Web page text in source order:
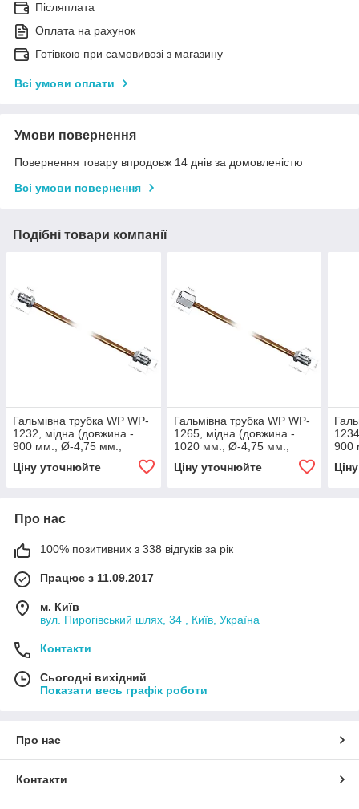
Післяплата
Оплата на рахунок
Готівкою при самовивозі з магазину
Всі умови оплати
Умови повернення
Повернення товару впродовж 14 днів за домовленістю
Всі умови повернення
Подібні товари компанії
Гальмівна трубка WP WP-
1232, мідна (довжина -
900 мм., Ø-4,75 мм.,
Ціну уточнюйте
Гальмівна трубка WP WP-
1265, мідна (довжина -
1020 мм., Ø-4,75 мм.,
Ціну уточнюйте
900
Про нас
100% позитивних з 338 відгуків за рік
Працює з 11.09.2017
м. Київ
вул. Пирогівський шлях, 34 , Київ, Україна
Контакти
Сьогодні вихідний
Показати весь графік роботи
Про нас
Контакти